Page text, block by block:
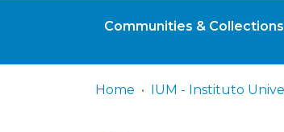
Communities & Collections
Home